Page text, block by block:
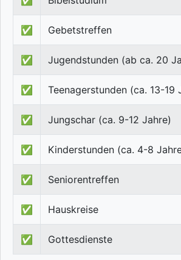
✅ Gebetstreffen
✅ Jugendstunden (ab ca. 20
✅ Teenagerstunden (ca. 13-19
✅ Jungschar (ca. 9-12 Jahre)
✅ Kinderstunden (ca. 4-8
✅ Seniorentreffen
✅ Hauskreise
✅ Gottesdienste